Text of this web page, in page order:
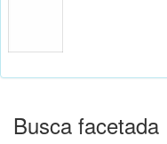
Busca facetada